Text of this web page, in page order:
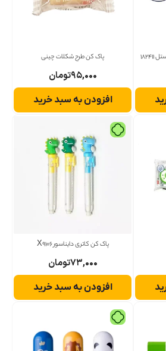
پاک کن طرح شکلات چینی
۹۵,۰۰۰تومان
افزودن به سبد خرید
پاک کن کاتری دایناسور X9106
۷۳,۰۰۰تومان
افزودن به سبد خرید